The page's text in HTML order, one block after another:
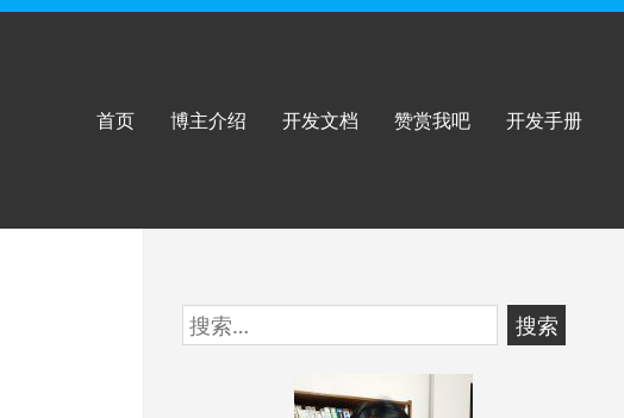
首页 博主介绍 开发文档 赞赏我吧 开发手册
跳
至
搜
索：